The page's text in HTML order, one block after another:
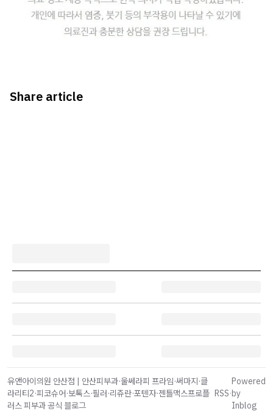
Share article
유앤아이의원 안산점 | 안산피부과·울쎄라피 프라임·써마지·클
라리티2·피코슈어·보톡스·필러·리쥬란·포텐자·젠틀맥스프로플
러스 피부과 공식 블로그
RSS·
Powered
by
Inblog